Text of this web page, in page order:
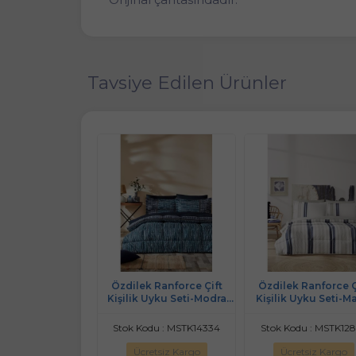
Tavsiye Edilen Ürünler
Özdilek Ranforce Çift
Kişilik Uyku Seti-Modra
Stok Kodu : MSTK14334
Ücretsiz Kargo
Özdilek Ranforce
Kişilik Uyku Seti-
Stok Kodu :
Ücretsiz Kargo